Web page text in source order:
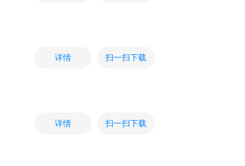
详情 扫一扫下载
详情 扫一扫下载